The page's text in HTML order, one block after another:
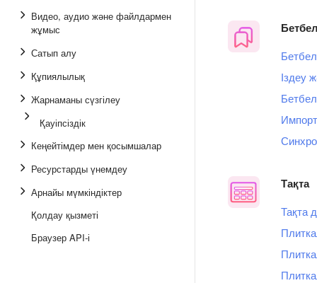
Видео, аудио және файлдармен
жұмыс
Сатып алу
Құпиялылық
Жарнаманы сүзгілеу
Қауіпсіздік
Кеңейтімдер мен қосымшалар
Ресурстарды үнемдеу
Арнайы мүмкіндіктер
Қолдау қызметі
Браузер API-і
Іздеу
Тақта
Тақта